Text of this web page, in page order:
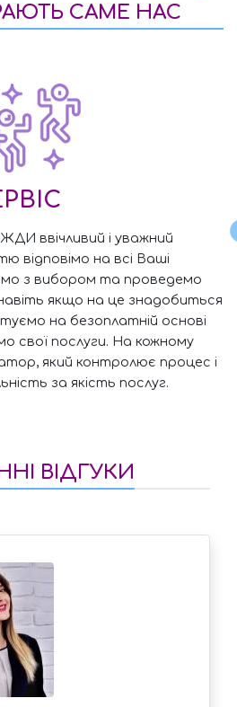
САМЕ НАС
ввічливий і уважний
відповімо на всі Ваші
з вибором та проведемо
якщо на це знадобиться
на безоплатній основі
свої послуги. На кожному
який контролює процес і
за якість послуг.
ВІДГУКИ